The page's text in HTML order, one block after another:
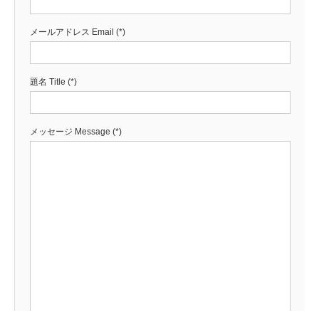
メールアドレス Email (*)
題名 Title (*)
メッセージ Message (*)